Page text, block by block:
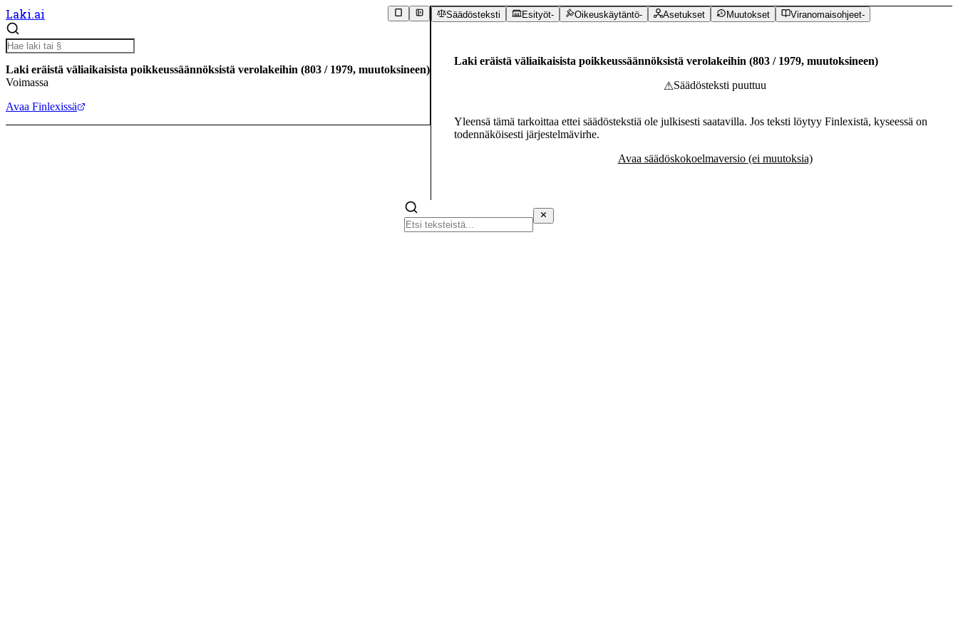
Laki.ai
Laki eräistä väliaikaisista poikkeussäännöksistä verolakeihin (803 / 1979, muutoksineen)
Voimassa
Avaa Finlexissä
Säädösteksti Esityöt- Oikeuskäytäntö- Asetukset Muutokset Viranomaisohjeet-
Laki eräistä väliaikaisista poikkeussäännöksistä verolakeihin (803 / 1979, muutoksineen)
⚠Säädösteksti puuttuu
Yleensä tämä tarkoittaa ettei säädöstekstiä ole julkisesti saatavilla. Jos teksti löytyy Finlexistä, kyseessä on
todennäköisesti järjestelmävirhe.
Avaa säädöskokoelmaversio (ei muutoksia)